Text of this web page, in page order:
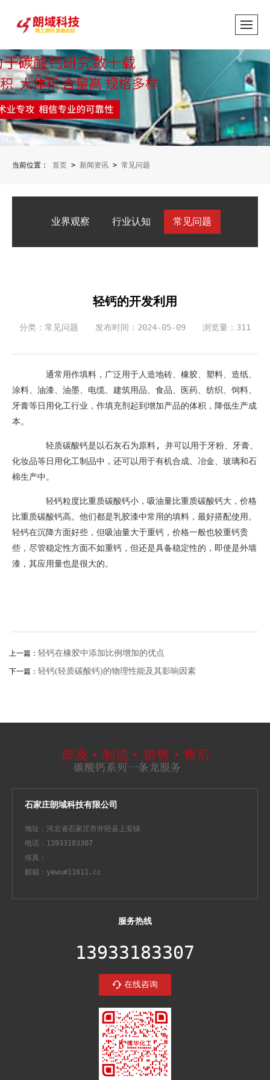
当前位置： 首页 > 新闻资讯 > 常见问题
业界观察 行业认知 常见问题
轻钙的开发利用
分类：常见问题 发布时间：2024-05-09 浏览量：311
通常用作填料，广泛用于人造地砖、橡胶、塑料、造纸、
涂料、油漆、油墨、电缆、建筑用品、食品、医药、纺织、饲料、
牙膏等日用化工行业，作填充剂起到增加产品的体积，降低生产成
本。
轻质碳酸钙是以石灰石为原料, 并可以用于牙粉、牙膏、
化妆品等日用化工制品中，还可以用于有机合成、冶金、玻璃和石
棉生产中。
轻钙粒度比重质碳酸钙小，吸油量比重质碳酸钙大，价格
比重质碳酸钙高。他们都是乳胶漆中常用的填料，最好搭配使用。
轻钙在沉降方面好些，但吸油量大于重钙，价格一般也较重钙贵
些，尽管稳定性方面不如重钙，但还是具备稳定性的，即使是外墙
漆，其应用量也是很大的。
上一篇： 轻钙在橡胶中添加比例增加的优点
下一篇： 轻钙(轻质碳酸钙)的物理性能及其影响因素
石家庄朗域科技有限公司
地址：河北省石家庄市井陉县上安镇
电话：13933183307
传真：
邮箱：yewu#11611.cc
服务热线
13933183307
在线咨询